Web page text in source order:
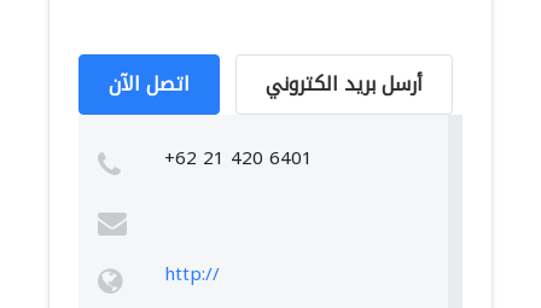
اتصل الآن أرسل بريد الكتروني
+62 21 420 6401
http://